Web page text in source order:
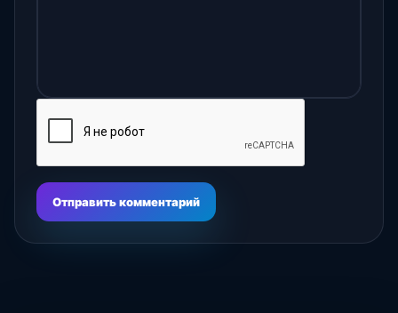
Отправить комментарий